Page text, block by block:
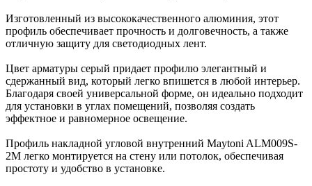
Изготовленный из высококачественного алюминия, этот
профиль обеспечивает прочность и долговечность, а также
отличную защиту для светодиодных лент.
Цвет арматуры серый придает профилю элегантный и
сдержанный вид, который легко впишется в любой интерьер.
Благодаря своей универсальной форме, он идеально подходит
для установки в углах помещений, позволяя создать
эффектное и равномерное освещение.
Профиль накладной угловой внутренний Maytoni ALM009S-
2M легко монтируется на стену или потолок, обеспечивая
простоту и удобство в установке.